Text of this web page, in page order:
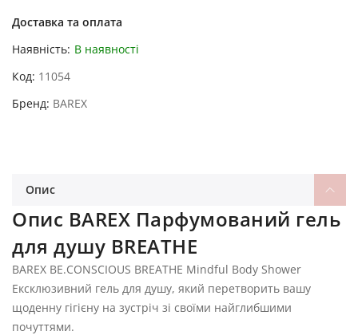
Доставка та оплата
Наявність: В наявності
Код 11054
Бренд BAREX
Опис
Опис BAREX Парфумований гель
для душу BREATHE
BAREX BE.CONSCIOUS BREATHE Mindful Body Shower
Ексклюзивний гель для душу, який перетворить вашу
щоденну гігієну на зустріч зі своїми найглибшими
почуттями.